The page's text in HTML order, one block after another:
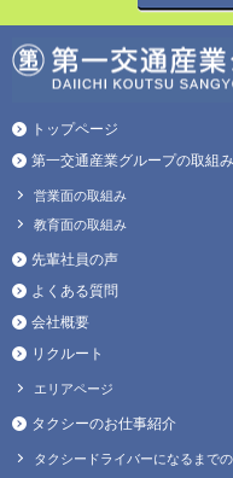
トップページ
第一交通産業グループの取組み
営業面の取組み
教育面の取組み
先輩社員の声
よくある質問
会社概要
リクルート
エリアページ
タクシーのお仕事紹介
タクシードライバーになるまで